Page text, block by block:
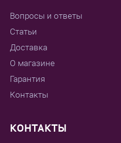
Вопросы и ответы
Статьи
Доставка
О магазине
Гарантия
Контакты
КОНТАКТЫ